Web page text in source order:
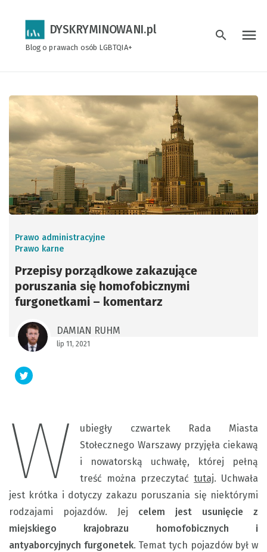
DYSKRYMINOWANI.pl
Blog o prawach osób LGBTQIA+
search menu
Prawo administracyjne
Prawo karne
Przepisy porządkowe zakazujące
poruszania się homofobicznymi
furgonetkami – komentarz
DAMIAN RUHM
lip 11, 2021
W
ubiegły czwartek Rada Miasta
Stołecznego Warszawy przyjęła ciekawą
i nowatorską uchwałę, której pełną
treść można przeczytaćtutaj. Uchwała
jest krótka i dotyczy zakazu poruszania się niektórymi
rodzajami pojazdów. Jej celem jest usunięcie z
miejskiego krajobrazu homofobicznych i
antyaborcyjnych furgonetek. Temat tych pojazdów był w